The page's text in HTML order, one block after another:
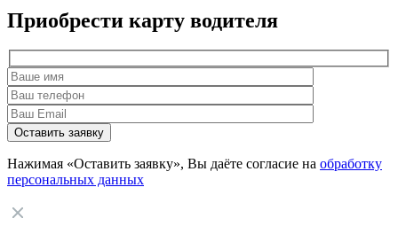
Приобрести карту водителя
Нажимая «Оставить заявку», Вы даёте согласие на обработку
персональных данных